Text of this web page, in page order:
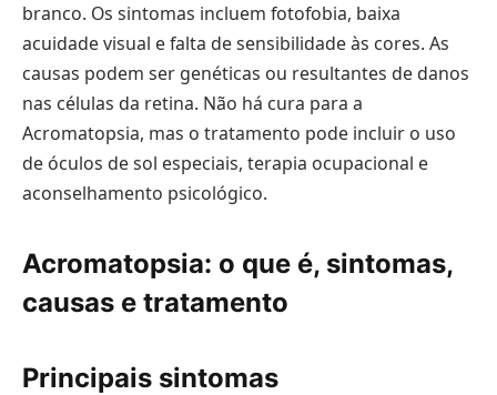
branco. Os sintomas incluem fotofobia, baixa
acuidade visual e falta de sensibilidade às cores. As
causas podem ser genéticas ou resultantes de danos
nas células da retina. Não há cura para a
Acromatopsia, mas o tratamento pode incluir o uso
de óculos de sol especiais, terapia ocupacional e
aconselhamento psicológico.
Acromatopsia: o que é, sintomas,
causas e tratamento
Principais sintomas